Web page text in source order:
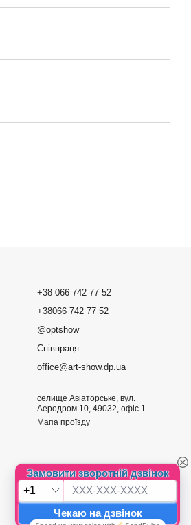
+38 066 742 77 52
+38066 742 77 52
@optshow
Співпраця
office@art-show.dp.ua
селище Авіаторське, вул.
Аеродром 10, 49032, офіс 1
Мапа проїзду